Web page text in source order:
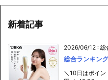
新着記事
2026/06/12 : 総
総合ランキン
＼10日はポイ